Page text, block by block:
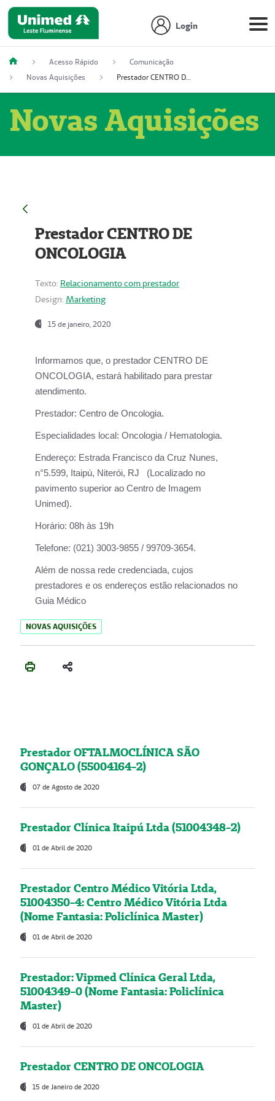
Login
Acesso Rápido
Comunicação
Novas Aquisições
Prestador CENTRO DE ONCOLOGIA
Novas Aquisições
Prestador CENTRO DE
ONCOLOGIA
Texto: Relacionamento com prestador
Design: Marketing
15 de janeiro, 2020
Informamos que, o prestador CENTRO DE
ONCOLOGIA, estará habilitado para prestar
atendimento.
Prestador: Centro de Oncologia.
Especialidades local: Oncologia / Hematologia.
Endereço: Estrada Francisco da Cruz Nunes,
n°5.599, Itaipú, Niterói, RJ (Localizado no
pavimento superior ao Centro de Imagem
Unimed).
Horário: 08h às 19h
Telefone: (021) 3003-9855 / 99709-3654.
Além de nossa rede credenciada, cujos
prestadores e os endereços estão relacionados no
Guia Médico
NOVAS AQUISIÇÕES
Prestador OFTALMOCLÍNICA SÃO
GONÇALO (55004164-2)
07 de Agosto de 2020
Prestador Clínica Itaipú Ltda (51004348-2)
01 de Abril de 2020
Prestador Centro Médico Vitória Ltda,
51004350-4: Centro Médico Vitória Ltda
(Nome Fantasia: Policlínica Master)
01 de Abril de 2020
Prestador: Vipmed Clínica Geral Ltda,
51004349-0 (Nome Fantasia: Policlínica
Master)
01 de Abril de 2020
Prestador CENTRO DE ONCOLOGIA
15 de Janeiro de 2020